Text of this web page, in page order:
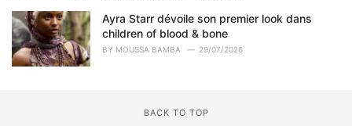
Ayra Starr dévoile son premier look dans
children of blood & bone
BY MOUSSA BAMBA 29/07/2026
BACK TO TOP